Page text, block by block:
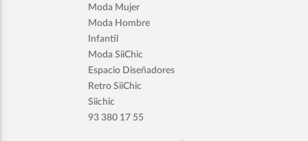
Moda Mujer
Moda Hombre
Infantil
Moda SiiChic
Espacio Diseñadores
Retro SiiChic
Siichic
93 380 17 55